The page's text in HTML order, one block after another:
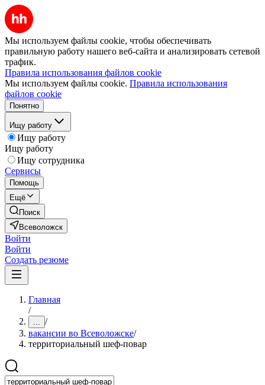
Мы используем файлы cookie, чтобы обеспечивать
правильную работу нашего веб-сайта и анализировать сетевой
трафик.
Правила использования файлов cookie
Мы используем файлы cookie. Правила использования
файлов cookie
Понятно
Ищу работу
Ищу работу
Ищу работу
Ищу сотрудника
Сервисы
Помощь
Ещё
Поиск
Всеволожск
Войти
Войти
Создать резюме
Главная
/
... /
вакансии во Всеволожске/
территориальный шеф-повар